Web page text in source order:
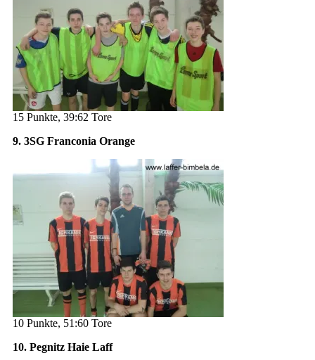
15 Punkte, 39:62 Tore
9. 3SG Franconia Orange
10 Punkte, 51:60 Tore
10. Pegnitz Haie Laff